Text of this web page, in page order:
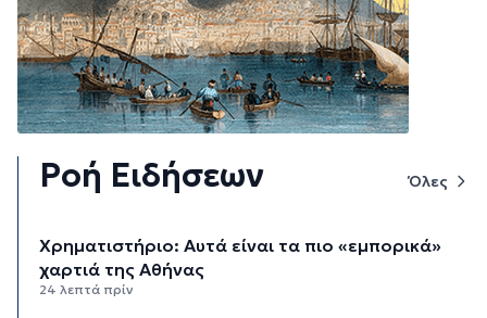
Ροή Ειδήσεων Όλες
Χρηματιστήριο: Αυτά είναι τα πιο «εμπορικά»
χαρτιά της Αθήνας
24 λεπτά πρίν